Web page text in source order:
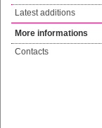
Latest additions
More informations
Contacts